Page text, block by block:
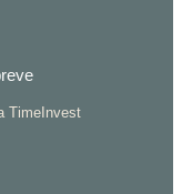
TimeInvest